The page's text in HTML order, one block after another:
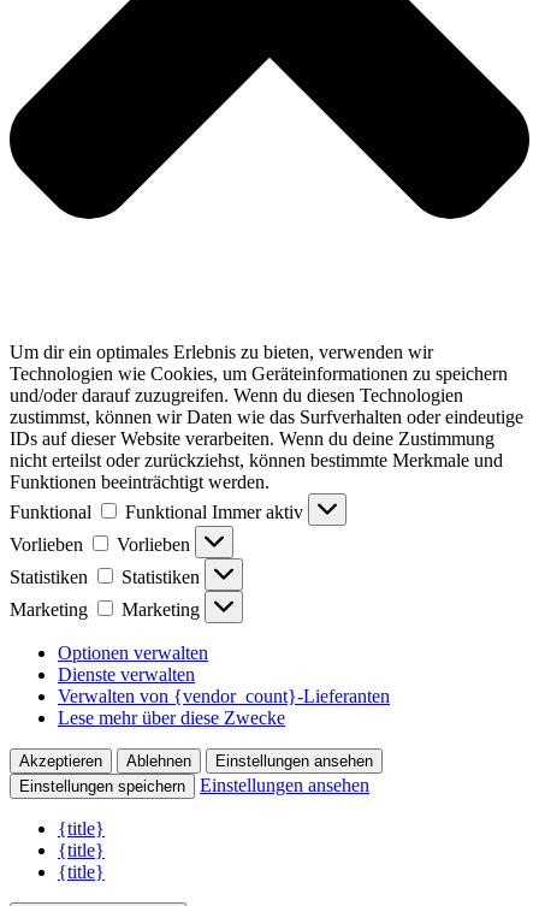
Um dir ein optimales Erlebnis zu bieten, verwenden wir
Technologien wie Cookies, um Geräteinformationen zu speichern
und/oder darauf zuzugreifen. Wenn du diesen Technologien
zustimmst, können wir Daten wie das Surfverhalten oder eindeutige
IDs auf dieser Website verarbeiten. Wenn du deine Zustimmung
nicht erteilst oder zurückziehst, können bestimmte Merkmale und
Funktionen beeinträchtigt werden.
Funktional
Funktional Immer aktiv
Vorlieben
Vorlieben
Statistiken
Statistiken
Marketing
Marketing
Optionen verwalten
Dienste verwalten
Verwalten von {vendor_count}-Lieferanten
Lese mehr über diese Zwecke
Akzeptieren Ablehnen
Einstellungen ansehen
Einstellungen speichern
Einstellungen ansehen
{title}
{title}
{title}